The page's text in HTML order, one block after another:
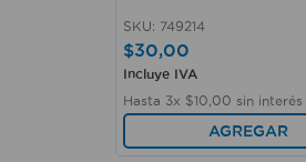
SKU: 749214
$30,00
Incluye IVA
Hasta 3x $10 00 sin interés
AGREGAR